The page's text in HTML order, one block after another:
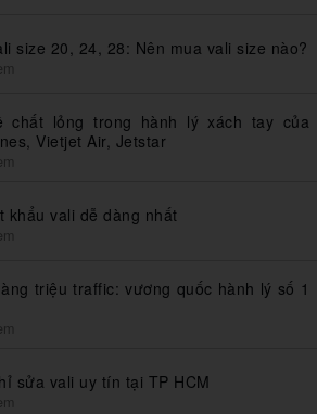
size 20, 24, 28: Nên mua vali size nào?
chất lỏng trong hành lý xách tay của
Vietjet Air, Jetstar
khẩu vali dễ dàng nhất
triệu traffic: vương quốc hành lý số 1
sửa vali uy tín tại TP HCM